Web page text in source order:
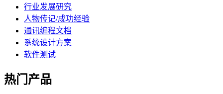
行业发展研究
人物传记/成功经验
通讯编程文档
系统设计方案
软件测试
热门产品